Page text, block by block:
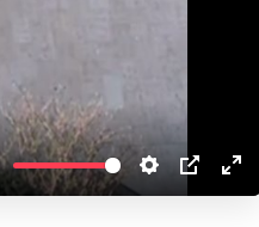
S
P
E